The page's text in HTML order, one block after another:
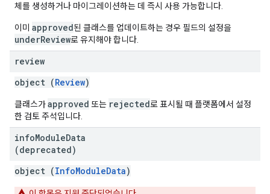
체를 생성하거나 마이그레이션하는 데 즉시 사용 가능합니다.
이미 approved된 클래스를 업데이트하는 경우 필드의 설정을
underReview로 유지해야 합니다.
review
object (Review)
클래스가approved 또는 rejected로 표시될 때 플랫폼에서 설정
한 검토 주석입니다.
infoModuleData
(deprecated)
object (InfoModuleData)